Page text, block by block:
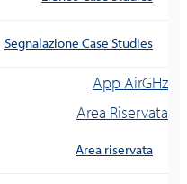
Segnalazione Case Studies
App AirGHz
Area Riservata
Area riservata